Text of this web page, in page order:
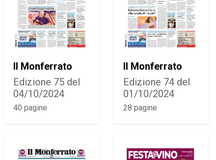
Il Monferrato
Edizione 75 del
04/10/2024
40 pagine
Il Monferrato
Edizione 74 del
01/10/2024
28 pagine